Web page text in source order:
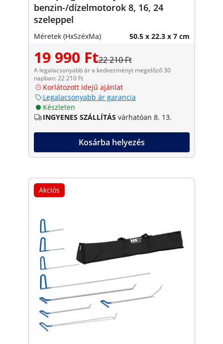
benzin-/dízelmotorok 8, 16, 24
szeleppel
Méretek (HxSzéxMa) 50.5 x 22.3 x 7 cm
19 990 Ft22 210 Ft
A legalacsonyabb ár a kedvezményt megelőző 30
napban: 22 210 Ft
Korlátozott idejű ajánlat
Legalacsonyabb ár garancia
Készleten
INGYENES SZÁLLÍTÁS várhatóan 8. 13.
Kosárba helyezés
Akciós